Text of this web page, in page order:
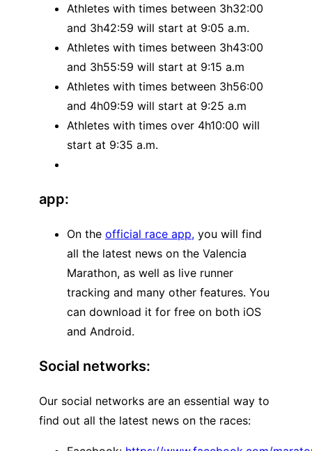
Athletes with times between 3h32:00
and 3h42:59 will start at 9:05 a.m.
Athletes with times between 3h43:00
and 3h55:59 will start at 9:15 a.m
Athletes with times between 3h56:00
and 4h09:59 will start at 9:25 a.m
Athletes with times over 4h10:00 will
start at 9:35 a.m.
app:
On the official race app, you will find
all the latest news on the Valencia
Marathon, as well as live runner
tracking and many other features. You
can download it for free on both iOS
and Android.
Social networks:
Our social networks are an essential way to
find out all the latest news on the races: